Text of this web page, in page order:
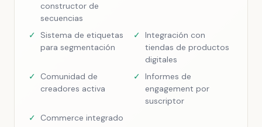
constructor de
secuencias
✓
Sistema de etiquetas
para segmentación
✓ Integración con
tiendas de productos
digitales
✓
Comunidad de
creadores activa
✓ Informes de
engagement por
suscriptor
✓
Commerce integrado